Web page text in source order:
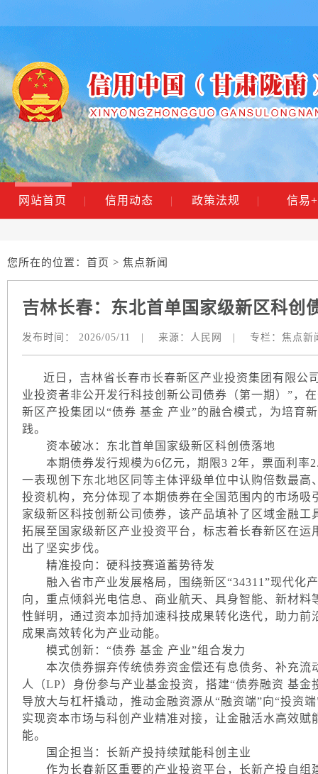
网站首页 | 信用动态 | 政策法规 | 信易+
您所在的位置： 首页 > 焦点新闻
吉林长春：东北首单国家级新区科创
发布时间： 2026/05/11 来源： 人民网 专栏： 焦点新
近日，吉林省长春市长春新区产业投资集团有限公
业投资者非公开发行科技创新公司债券（第一期）”，
新区产投集团以“债券 基金 产业”的融合模式，为培育
践。
资本破冰：东北首单国家级新区科创债落地
本期债券发行规模为6亿元，期限3 2年，票面利率
一表现创下东北地区同等主体评级单位中认购倍数最
投资机构，充分体现了本期债券在全国范围内的市场
家级新区科技创新公司债券，该产品填补了区域金融
拓展至国家级新区产业投资平台，标志着长春新区在
出了坚实步伐。
精准投向：硬科技赛道蓄势待发
融入省市产业发展格局，围绕新区“34311”现代化
向，重点倾斜光电信息、商业航天、具身智能、新材
性鲜明，通过资本加持加速科技成果转化迭代，助力前
成果高效转化为产业动能。
模式创新：“债券 基金 产业”组合发力
本次债券摒弃传统债券资金偿还有息债务、补充流
人（LP）身份参与产业基金投资，搭建“债券融资 基
导放大与杠杆撬动，推动金融资源从“融资端”向“投资
实现资本市场与科创产业精准对接，让金融活水高效
能。
国企担当：长新产投持续赋能科创主业
作为长春新区重要的产业投资平台，长新产投自组